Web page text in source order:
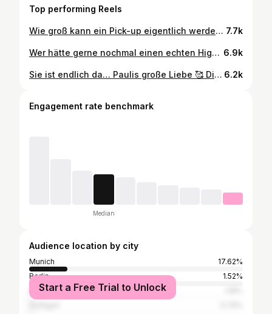
Top performing Reels
Wie groß kann ein Pick-up eigentlich werden? 🤔 Pauli zeigt euch heute unseren RAM 3500 – ein absoluter Riese auf vier Rädern. Mehr Truck geht kaum: riesige Ladefläche, brutale Präsenz und genau das richtige Werkzeug, wenn Arbeit und Spaß zusammenkommen. 💪🇺🇸 #geigercars #ram3500 #ramtrucks #americantruck #pickuptruck #bigtruck #uscars #trucklife #americanpower #mopar CO₂-Klasse: G CO₂-Emissionen (kombiniert): 418 g/km Schadstoffklasse: EURO 6 Kraftstoffverbrauch (kombiniert): 14,5 l/100 km Umweltplakette: 4 (Grün) 7.7k
Wer hätte gerne nochmal einen echten High-Revving V8 ohne Turbo? 👀 Die neue Chevrolet Corvette C8 Z06 ab sofort bei Geigercars￼ auf Lager - und das zum absoluten Knallerpreis ab 143.900 €. #geiger #geigercars #uscars #corvette 6.9k
Sie ist endlich da… Paulis große Liebe 🥰 Die 1. Corvette C8 ZR1 in Europa. #geiger #geigercars #corvettezr1 #zr1 #corvette 6.2k
Engagement rate benchmark
Median
Audience location by city
Munich
17.62%
Berlin
1.52%
Hamburg
Start a Free Trial to Unlock